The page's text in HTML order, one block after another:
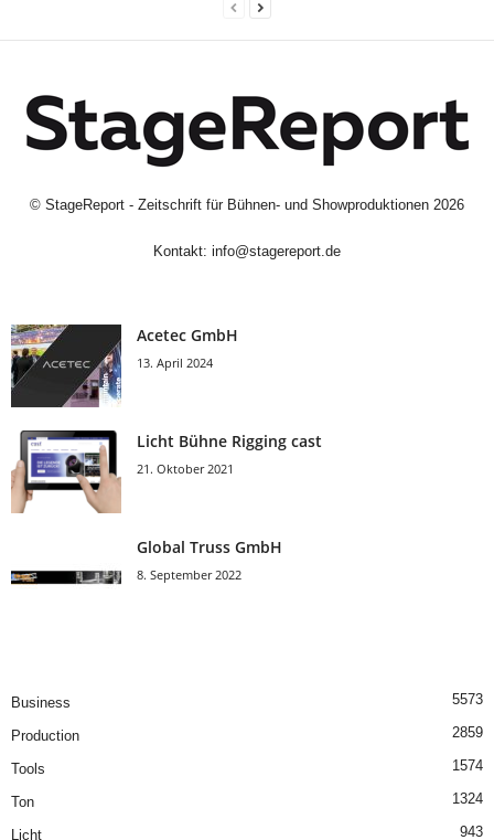
© StageReport - Zeitschrift für Bühnen- und Showproduktionen 2026
Kontakt: info@stagereport.de
Acetec GmbH
13. April 2024
Licht Bühne Rigging cast
21. Oktober 2021
Global Truss GmbH
8. September 2022
Business 5573
Production 2859
Tools 1574
Ton 1324
Licht 943